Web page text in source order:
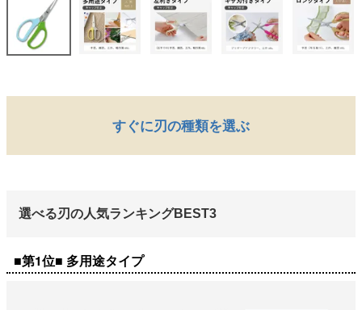
すぐに刃の種類を選ぶ
選べる刃の人気ランキングBEST3
■第1位■ 多用途タイプ